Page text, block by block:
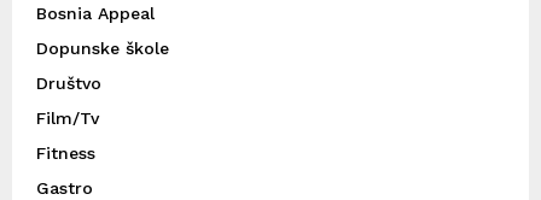
Bosnia Appeal
Dopunske škole
Društvo
Film/Tv
Fitness
Gastro